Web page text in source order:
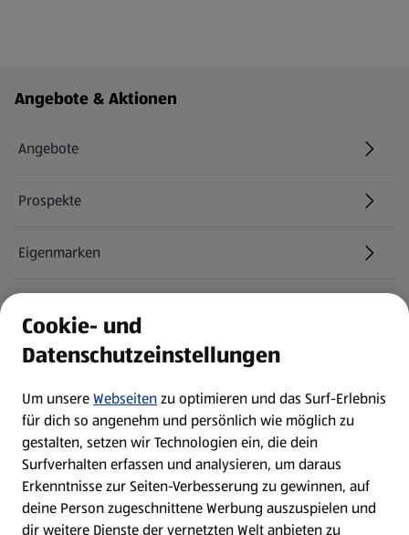
Fußzeilenmenü - weitere Links
Angebote & Aktionen
Angebote
Prospekte
Eigenmarken
Newsletter
WhatsApp
Über ALDI SÜD
Filialen
Cookie- und
Datenschutzeinstellungen
Um unsereWebseitenzu optimieren und das Surf-Erlebnis
für dich so angenehm und persönlich wie möglich zu
gestalten, setzen wir Technologien ein, die dein
Surfverhalten erfassen und analysieren, um daraus
Erkenntnisse zur Seiten-Verbesserung zu gewinnen, auf
deine Person zugeschnittene Werbung auszuspielen und
dir weitere Dienste der vernetzten Welt anbieten zu